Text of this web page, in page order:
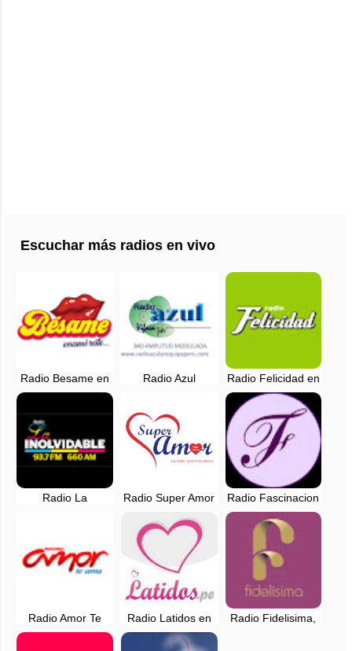
Escuchar más radios en vivo
Radio Besame en
vivo - Lima, Perú
Radio Azul
Radio Felicidad en
vivo - 88.9 FM -
Lima, Perú
Radio La
Radio Super Amor
en vivo - Lima,
Perú
Radio Fascinacion
en vivo - Lima,
Perú
Radio Amor Te
ama, en vivo -
Radio Latidos en
vivo - 94.7 FM -
Huaral, Lima
Radio Fidelisima,